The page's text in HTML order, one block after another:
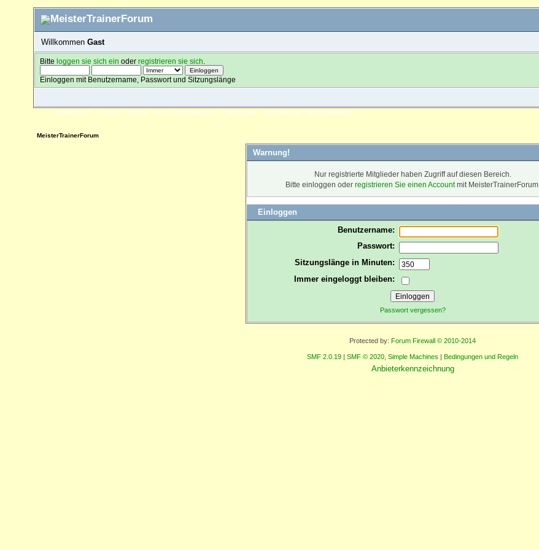
WillkommenGast
Bitte loggen sie sich ein oder registrieren sie sich
Einloggen mit Benutzername, Passwort und Sitzungslänge
ÜBERSICHT HILFE SUCHE FAQ FORENREGELN SPENDEN EINLOGGEN REGISTRIEREN
MeisterTrainerForum
Warnung!
Nur registrierte Mitglieder haben Zugriff auf diesen Bereich.
Bitte einloggen oder registrieren Sie einen Accountmit MeisterTrainerForum.
Einloggen
Benutzername:
Passwort:
Sitzungslänge in Minuten:
Immer eingeloggt bleiben:
Passwort vergessen?
Protected by: Forum Firewall © 2010-2014
SMF 2.0.19 | SMF © 2020 Simple Machines | Bedingungen und Regeln
Anbieterkennzeichnung